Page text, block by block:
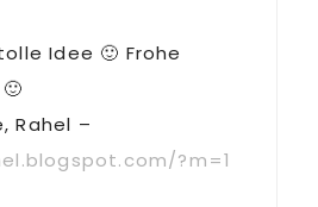
Idee 🙂 Frohe
Rahel –
?m=1